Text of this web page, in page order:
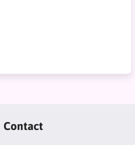
Contact